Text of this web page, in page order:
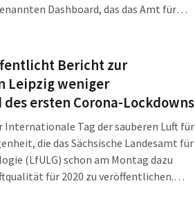
Dashboard, das das Amt für
man hier die aktuellen Messwerte
direkt von den Messstellen.
Bericht zur
Leipzig weniger
ersten Corona-Lockdowns
Internationale Tag der sauberen Luft für
die das Sächsische Landesamt für
(LfULG) schon am Montag dazu
für 2020 zu veröffentlichen.
verbesserte.